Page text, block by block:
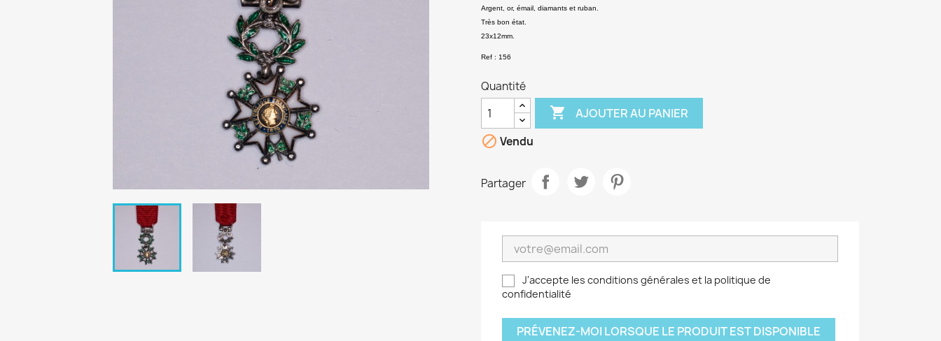
Argent, or, émail, diamants et ruban.
Très bon état.
23x12mm.
Ref : 156
Quantité
 AJOUTER AU PANIER
 Vendu
Partager
J'accepte les conditions générales et la politique de
confidentialité
PRÉVENEZ-MOI LORSQUE LE PRODUIT EST DISPONIBLE